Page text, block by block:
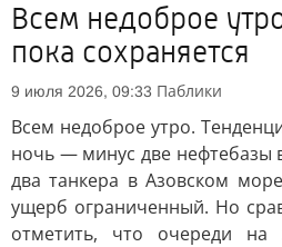
Всем недоброе
пока сохраняется
9 июля 2026, 09:33 Паблики
Всем недоброе утро.
ночь — минус две нефтебазы
два танкера в Азовском
ущерб ограниченный. Но
отметить, что очереди на